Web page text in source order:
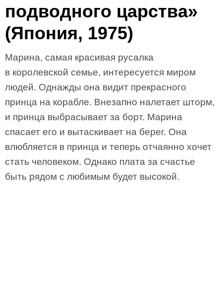
подводного царства»
(Япония, 1975)
Марина, самая красивая русалка
в королевской семье, интересуется миром
людей. Однажды она видит прекрасного
принца на корабле. Внезапно налетает шторм,
и принца выбрасывает за борт. Марина
спасает его и вытаскивает на берег. Она
влюбляется в принца и теперь отчаянно хочет
стать человеком. Однако плата за счастье
быть рядом с любимым будет высокой.